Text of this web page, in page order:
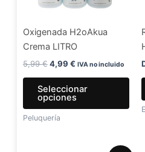
Oxigenada H2oAkua
Crema LITRO
5,99€4,99 € IVA no incluido
Seleccionar
opciones
la
de
Peluquería